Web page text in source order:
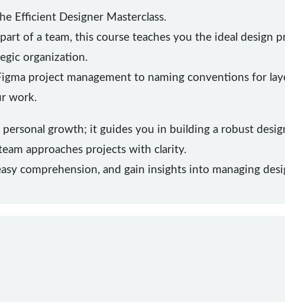
Efficient Designer Masterclass.
of a team, this course teaches you the ideal design
organization.
project management to naming conventions for
work.
personal growth; it guides you in building a robust
approaches projects with clarity.
comprehension, and gain insights into managing